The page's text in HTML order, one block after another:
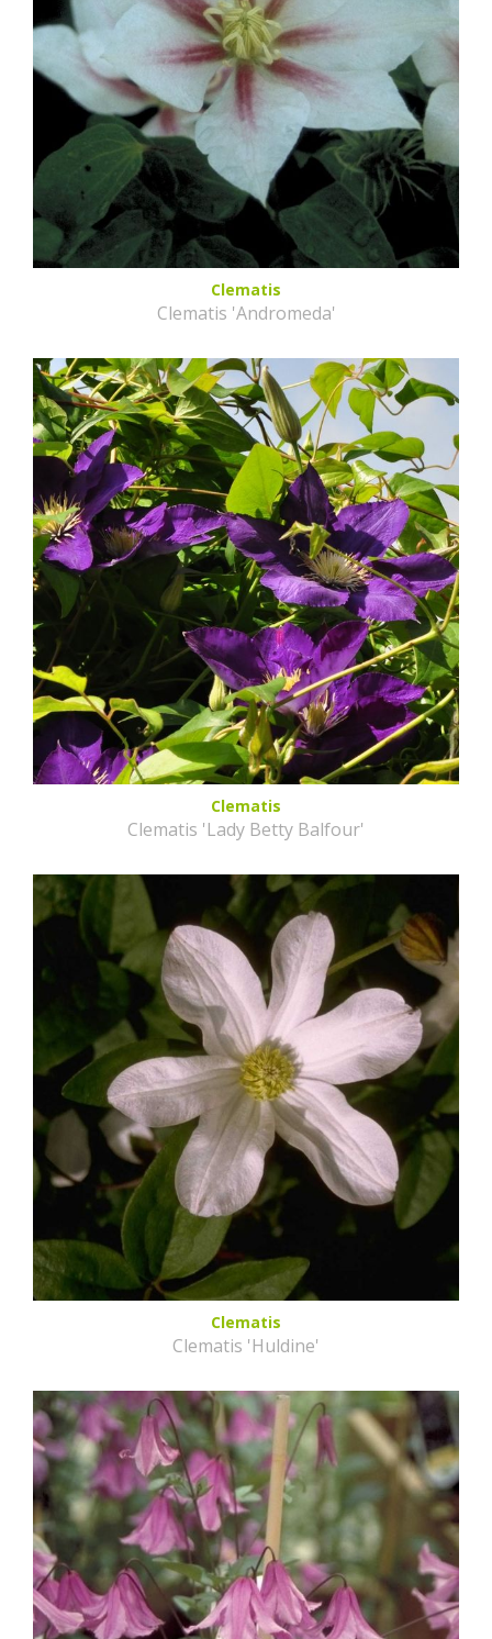
Clematis
Clematis 'Andromeda'
Clematis
Clematis 'Lady Betty Balfour'
Clematis
Clematis 'Huldine'